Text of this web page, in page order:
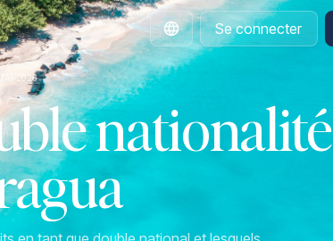
French
Se connecter
2026
nationalité